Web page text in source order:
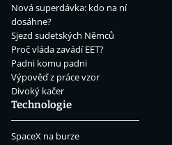
Nová superdávka: kdo na ní
dosáhne?
Sjezd sudetských Němců
Proč vláda zavádí EET?
Padni komu padni
Výpověď z práce vzor
Divoký kačer
Technologie
SpaceX na burze